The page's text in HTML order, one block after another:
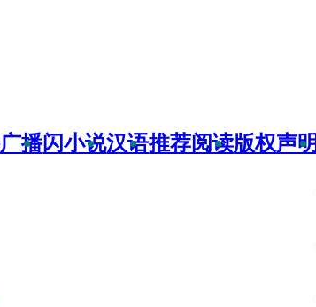
播闪小说汉语推荐阅读版权声明